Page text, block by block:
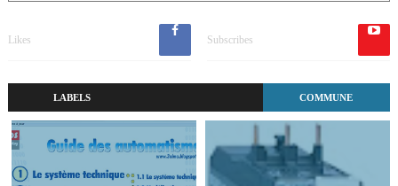
Subscribes
Likes
COMMUNE
LABELS